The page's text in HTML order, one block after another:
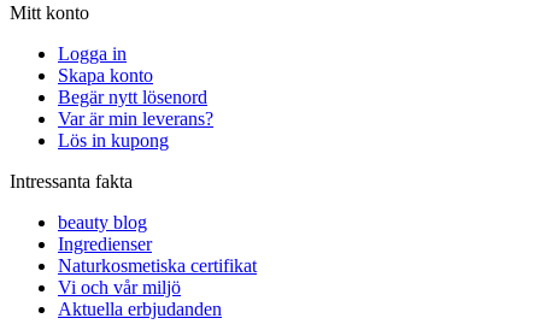
Mitt konto
Logga in
Skapa konto
Begär nytt lösenord
Var är min leverans?
Lös in kupong
Intressanta fakta
beauty blog
Ingredienser
Naturkosmetiska certifikat
Vi och vår miljö
Aktuella erbjudanden